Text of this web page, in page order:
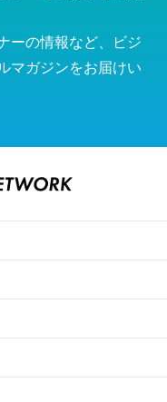
ーの情報など、ビジ
マガジンをお届けい